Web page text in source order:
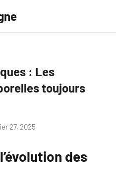
: Les
toujours
27, 2025
des